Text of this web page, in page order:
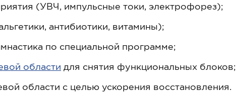
(УВЧ, импульсные токи, электрофорез);
антибиотики, витамины);
по специальной программе;
области для снятия функциональных блоков;
области с целью ускорения восстановления.